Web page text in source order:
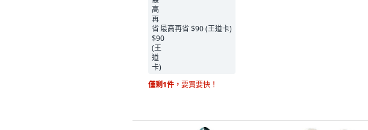
最高再省 $90 (王道卡)
僅剩1件， 要買要快！